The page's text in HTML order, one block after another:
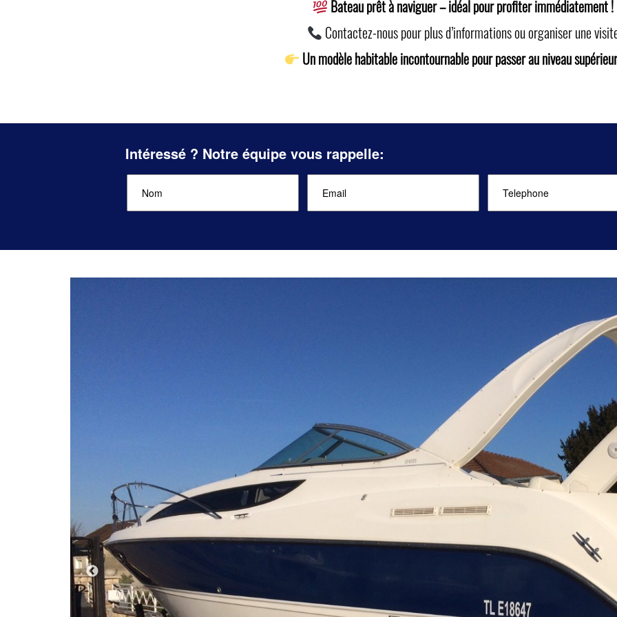
Bateau prêt à naviguer – idéal pour profiter immédiatement !
Contactez-nous pour plus d’informations ou organiser une
Un modèle habitable incontournable pour passer au niveau
Intéressé ? Notre équipe vous rappelle: